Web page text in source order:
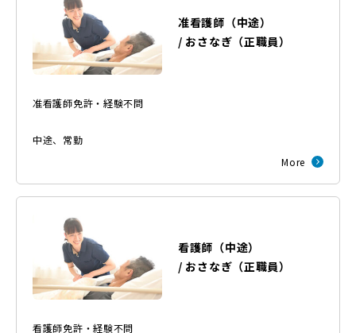
准看護師（中途）
/ おさなぎ （正職員）
准看護師免許・経験不問
中途、 常勤
More
看護師（中途）
/ おさなぎ （正職員）
看護師免許・経験不問